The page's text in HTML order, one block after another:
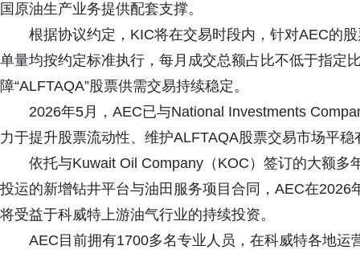
国原油生产业务提供配套支撑。
根据协议约定，KIC将在交易时段内，针对AEC的
单量均按约定标准执行，每月成交总额占比不低于指定
障“ALFTAQA”股票供需交易持续稳定。
2026年5月，AEC已与National Investments
力于提升股票流动性、维护ALFTAQA股票交易市场平稳
依托与Kuwait Oil Company（KOC）签订的大额
投运的新增钻井平台与油田服务项目合同，AEC在
将受益于科威特上游油气行业的持续投资。
AEC目前拥有1700多名专业人员，在科威特各地